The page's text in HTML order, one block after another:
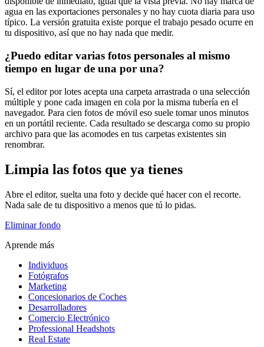
agua en las exportaciones personales y no hay cuota diaria para uso
típico. La versión gratuita existe porque el trabajo pesado ocurre en
tu dispositivo, así que no hay nada que medir.
¿Puedo editar varias fotos personales al mismo
tiempo en lugar de una por una?
Sí, el editor por lotes acepta una carpeta arrastrada o una selección
múltiple y pone cada imagen en cola por la misma tubería en el
navegador. Para cien fotos de móvil eso suele tomar unos minutos
en un portátil reciente. Cada resultado se descarga como su propio
archivo para que las acomodes en tus carpetas existentes sin
renombrar.
Limpia las fotos que ya tienes
Abre el editor, suelta una foto y decide qué hacer con el recorte.
Nada sale de tu dispositivo a menos que tú lo pidas.
Eliminar fondo
Aprende más
Individuos
Fotógrafos
Marketing
Concesionarios de Coches
Desarrolladores
Comercio Electrónico
Professional Headshots
Real Estate